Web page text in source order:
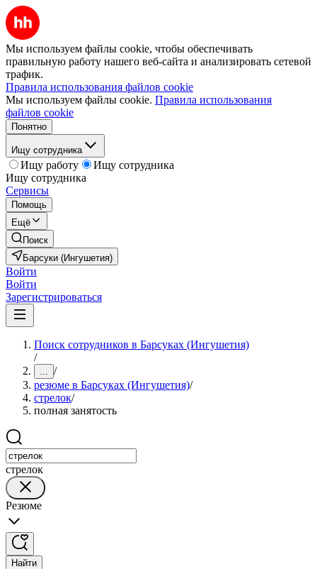
Мы используем файлы cookie, чтобы обеспечивать
правильную работу нашего веб-сайта и анализировать сетевой
трафик.
Правила использования файлов cookie
Мы используем файлы cookie. Правила использования
файлов cookie
Понятно
Ищу сотрудника
Ищу работу
Ищу сотрудника
Ищу сотрудника
Сервисы
Помощь
Ещё
Поиск
Барсуки (Ингушетия)
Войти
Войти
Зарегистрироваться
Поиск сотрудников в Барсуках (Ингушетия)
/
... /
резюме в Барсуках (Ингушетия)/
стрелок/
полная занятость
стрелок
Резюме
Найти